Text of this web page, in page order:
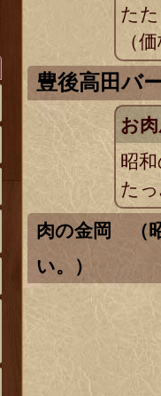
た
（
豊後高田バ
お
昭
た
肉の金岡 （
い。）